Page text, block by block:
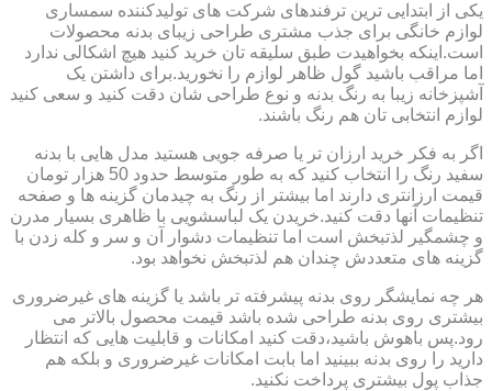
یکی از ابتدایی ترین ترفندهای شرکت های تولیدکننده سمساری
لوازم خانگی برای جذب مشتری طراحی زیبای بدنه محصولات
است.اینکه بخواهیدت طبق سلیقه تان خرید کنید هیچ اشکالی ندارد
اما مراقب باشید گول ظاهر لوازم را نخورید.برای داشتن یک
آشپزخانه زیبا به رنگ بدنه و نوع طراحی شان دقت کنید و سعی کنید
لوازم انتخابی تان هم رنگ باشند.
اگر به فکر خرید ارزان تر یا صرفه جویی هستید مدل هایی با بدنه
سفید رنگ را انتخاب کنید که به طور متوسط حدود 50 هزار تومان
قیمت ارزانتری دارند اما بیشتر از رنگ به چیدمان گزینه ها و صفحه
تنظیمات آنها دقت کنید.خریدن یک لباسشویی با ظاهری بسیار مدرن
و چشمگیر لذتبخش است اما تنظیمات دشوار آن و سر و کله زدن با
گزینه های متعددش چندان هم لذتبخش نخواهد بود.
هر چه نمایشگر روی بدنه پیشرفته تر باشد یا گزینه های غیرضروری
بیشتری روی بدنه طراحی شده باشد قیمت محصول بالاتر می
رود.پس باهوش باشید،دقت کنید امکانات و قابلیت هایی که انتظار
دارید را روی بدنه ببینید اما بابت امکانات غیرضروری و بلکه هم
جذاب پول بیشتری پرداخت نکنید.